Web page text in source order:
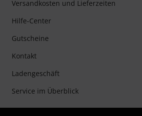
Versandkosten und Lieferzeiten
Hilfe-Center
Gutscheine
Kontakt
Ladengeschäft
Service im Überblick